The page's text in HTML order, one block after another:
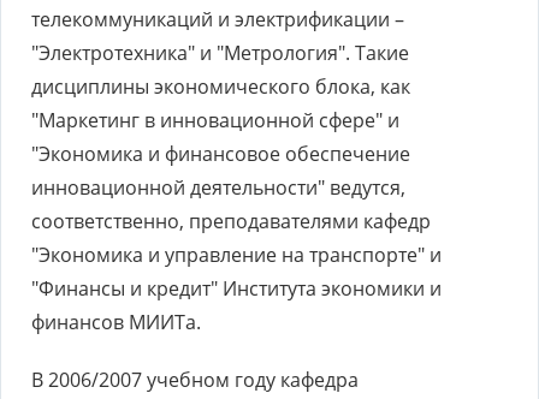
телекоммуникаций и электрификации –
"Электротехника" и "Метрология". Такие
дисциплины экономического блока, как
"Маркетинг в инновационной сфере" и
"Экономика и финансовое обеспечение
инновационной деятельности" ведутся,
соответственно, преподавателями кафедр
"Экономика и управление на транспорте" и
"Финансы и кредит" Института экономики и
финансов МИИТа.
В 2006/2007 учебном году кафедра